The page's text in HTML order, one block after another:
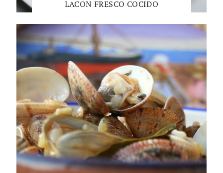
LACON FRESCO COCIDO